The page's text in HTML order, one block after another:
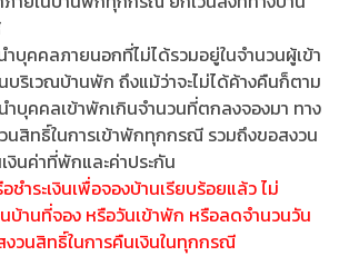
บุคคลภายนอกที่ไม่ได้รวมอยู่ในจำนวนผู้เข้า
บริเวณบ้านพัก ถึงแม้ว่าจะไม่ได้ค้างคืนก็ตาม
ำบุคคลเข้าพักเกินจำนวนที่ตกลงจองมา ทาง
สิทธิ์ในการเข้าพักทุกกรณี รวมถึงขอสงวน
งินค่าที่พักและค่าประกัน
ชำระเงินเพื่อจองบ้านเรียบร้อยแล้ว ไม่
บ้านที่จอง หรือวันเข้าพัก หรือลดจำนวนวัน
งวนสิทธิ์ในการคืนเงินในทุกกรณี